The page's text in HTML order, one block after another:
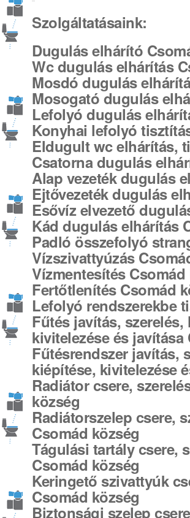
Szolgáltatásaink:
Dugulás elhárító
Wc dugulás elhárítás
Mosdó dugulás
Mosogató dugulás
Lefolyó dugulás
Konyhai lefolyó
Eldugult wc elhárítás,
Csatorna dugulás
Alap vezeték dugulás
Ejtővezeték dugulás
Esővíz elvezető
Kád dugulás elhárítás
Padló összefolyó
Vízszivattyúzás
Vízmentesítés Csomád
Fertőtlenítés Csomád
Lefolyó rendszerekbe
Fűtés javítás,
kivitelezése és javítása
Fűtésrendszer javítás,
kiépítése, kivitelezése
Radiátor csere,
község
Radiátorszelep csere,
Csomád község
Tágulási tartály csere,
Csomád község
Keringető szivattyúk
Csomád község
Biztonsági szelep